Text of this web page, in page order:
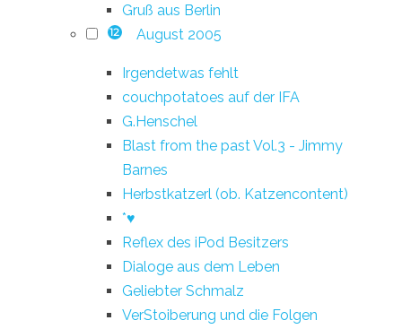
Gruß aus Berlin
12 August 2005
Irgendetwas fehlt
couchpotatoes auf der IFA
G.Henschel
Blast from the past Vol.3 - Jimmy
Barnes
Herbstkatzerl (ob. Katzencontent)
*♥
Reflex des iPod Besitzers
Dialoge aus dem Leben
Geliebter Schmalz
VerStoiberung und die Folgen